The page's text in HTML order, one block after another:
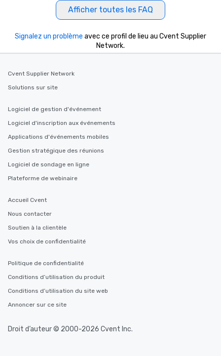
Afficher toutes les FAQ
Signalez un problème avec ce profil de lieu au Cvent Supplier
Network.
Cvent Supplier Network
Solutions sur site
Logiciel de gestion d'événement
Logiciel d'inscription aux événements
Applications d'événements mobiles
Gestion stratégique des réunions
Logiciel de sondage en ligne
Plateforme de webinaire
Accueil Cvent
Nous contacter
Soutien à la clientèle
Vos choix de confidentialité
Politique de confidentialité
Conditions d’utilisation du produit
Conditions d’utilisation du site web
Annoncer sur ce site
Droit d’auteur © 2000-2026 Cvent Inc.